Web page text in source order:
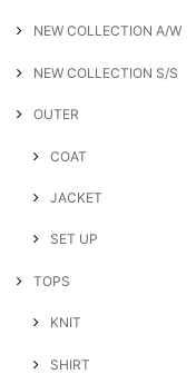
NEW COLLECTION A/W
NEW COLLECTION S/S
OUTER
COAT
JACKET
SET UP
TOPS
KNIT
SHIRT